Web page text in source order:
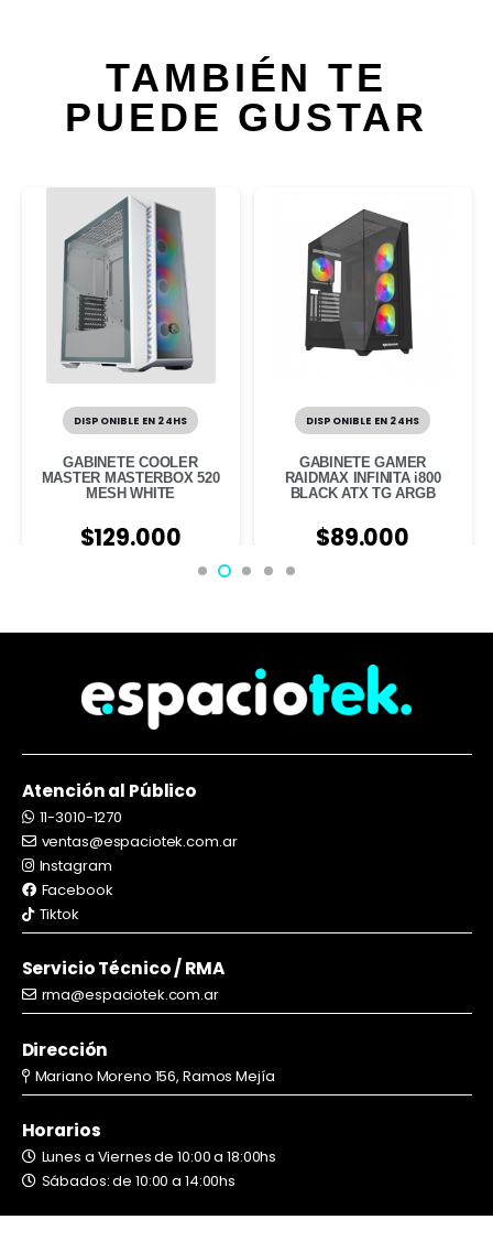
TAMBIÉN TE
PUEDE GUSTAR
DISPONIBLE EN 24HS
GABINETE COOLER
MASTER MASTERBOX 520
MESH WHITE
$129.000
DISPONIBLE EN 24HS
GABINETE GAMER
RAIDMAX INFINITA i800
BLACK ATX TG ARGB
$89.000
Atención al Público
11-3010-1270
ventas@espaciotek.com.ar
Instagram
Facebook
Tiktok
Servicio Técnico / RMA
rma@espaciotek.com.ar
Dirección
Mariano Moreno 156, Ramos Mejía
Horarios
Lunes a Viernes de 10:00 a 18:00hs
Sábados: de 10:00 a 14:00hs